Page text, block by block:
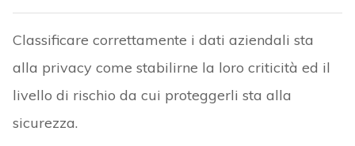
Classificare correttamente i dati aziendali sta
alla privacy come stabilirne la loro criticità ed il
livello di rischio da cui proteggerli sta alla
sicurezza.